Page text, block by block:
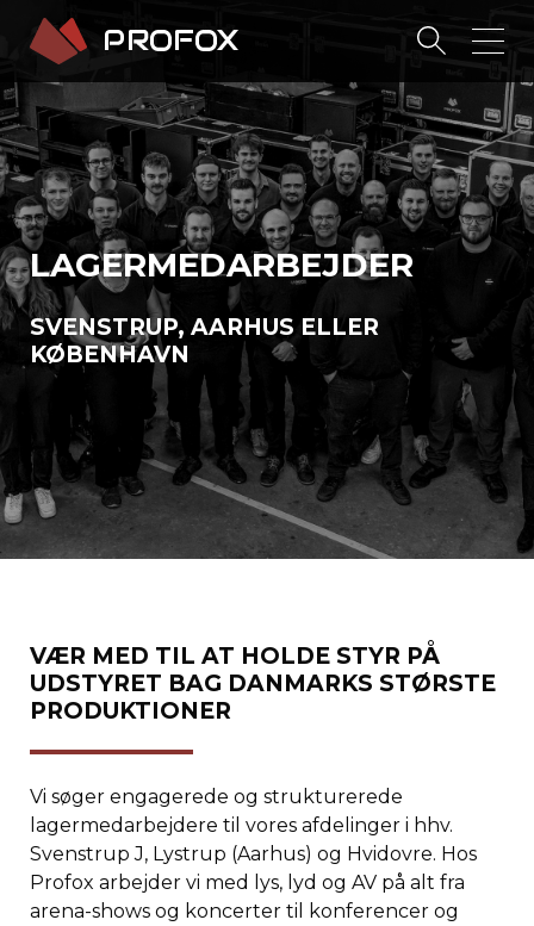
LAGERMEDARBEJDER
SVENSTRUP, AARHUS ELLER
KØBENHAVN
VÆR MED TIL AT HOLDE STYR PÅ
UDSTYRET BAG DANMARKS STØRSTE
PRODUKTIONER
Vi søger engagerede og strukturerede
lagermedarbejdere til vores afdelinger i hhv.
Svenstrup J, Lystrup (Aarhus) og Hvidovre. Hos
Profox arbejder vi med lys, lyd og AV på alt fra
arena-shows og koncerter til konferencer og